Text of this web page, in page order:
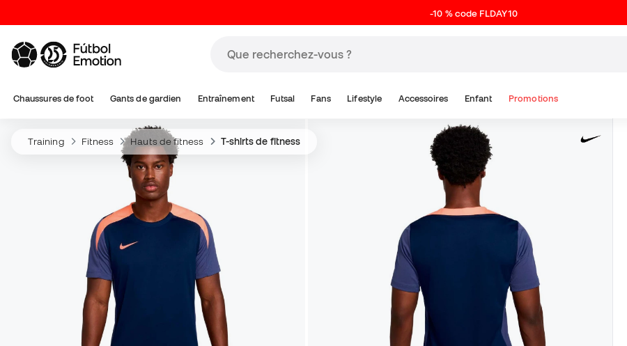
-10 % code FLDAY10
Chaussures de foot Gants de gardien Entraînement Futsal Fans Lifestyle Accessoires Enfant Promotions
Training Fitness Hauts de fitness T-shirts de fitness